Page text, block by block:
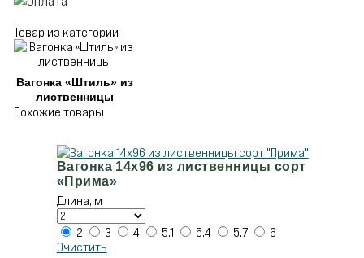
Товар из категории
Вагонка «Штиль» из
лиственницы
Похожие товары
Вагонка 14х96 из лиственницы сорт
«Прима»
Длина, м
2 3 4 5.1 5.4 5.7
6
Очистить